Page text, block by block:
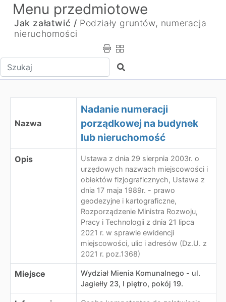
Menu przedmiotowe
Jak załatwić / Podziały gruntów, numeracja
nieruchomości
Wpisz tekst do wyszukania Szukaj
Nazwa
Nadanie numeracji
porządkowej na budynek
lub nieruchomość
Opis
Ustawa z dnia 29 sierpnia 2003r. o
urzędowych nazwach miejscowości i
obiektów fizjograficznych, Ustawa z
dnia 17 maja 1989r. - prawo
geodezyjne i kartograficzne,
Rozporządzenie Ministra Rozwoju,
Pracy i Technologii z dnia 21 lipca
2021 r. w sprawie ewidencji
miejscowości, ulic i adresów (Dz.U. z
2021 r. poz.1368)
Miejsce
Wydział Mienia Komunalnego - ul.
Jagiełły 23, I piętro, pokój 19.